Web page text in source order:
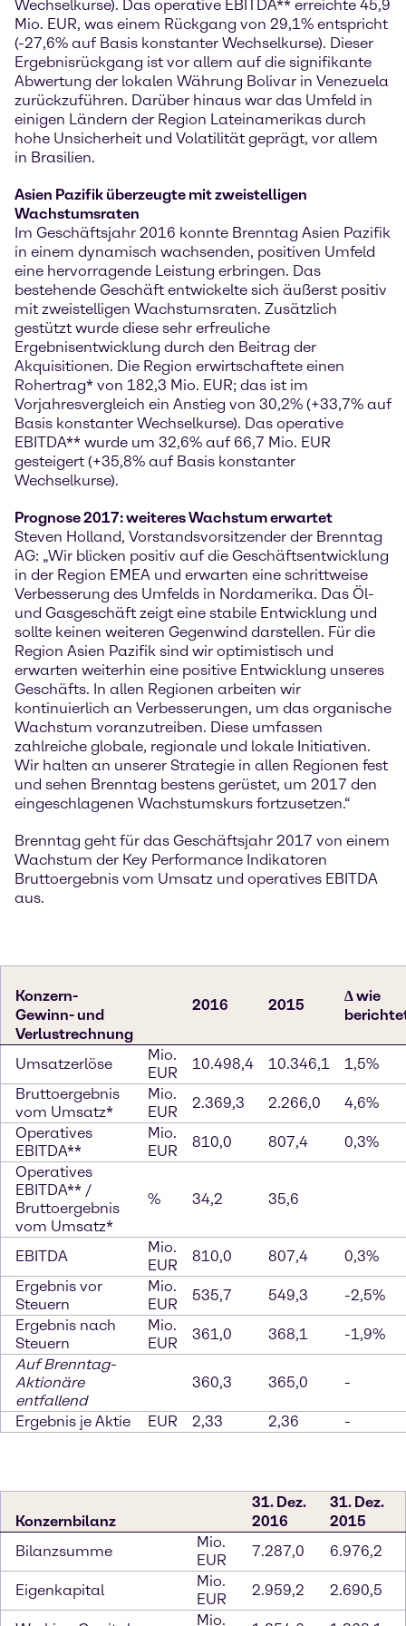
Wechselkurse). Das operative EBITDA** erreichte 45,9
Mio. EUR, was einem Rückgang von 29,1% entspricht
(-27,6% auf Basis konstanter Wechselkurse). Dieser
Ergebnisrückgang ist vor allem auf die signifikante
Abwertung der lokalen Währung Bolivar in Venezuela
zurückzuführen. Darüber hinaus war das Umfeld in
einigen Ländern der Region Lateinamerikas durch
hohe Unsicherheit und Volatilität geprägt, vor allem
in Brasilien.
Asien Pazifik überzeugte mit zweistelligen
Wachstumsraten
Im Geschäftsjahr 2016 konnte Brenntag Asien Pazifik
in einem dynamisch wachsenden, positiven Umfeld
eine hervorragende Leistung erbringen. Das
bestehende Geschäft entwickelte sich äußerst positiv
mit zweistelligen Wachstumsraten. Zusätzlich
gestützt wurde diese sehr erfreuliche
Ergebnisentwicklung durch den Beitrag der
Akquisitionen. Die Region erwirtschaftete einen
Rohertrag* von 182,3 Mio. EUR; das ist im
Vorjahresvergleich ein Anstieg von 30,2% (+33,7% auf
Basis konstanter Wechselkurse). Das operative
EBITDA** wurde um 32,6% auf 66,7 Mio. EUR
gesteigert (+35,8% auf Basis konstanter
Wechselkurse).
Prognose 2017: weiteres Wachstum erwartet
Steven Holland, Vorstandsvorsitzender der Brenntag
AG: „Wir blicken positiv auf die Geschäftsentwicklung
in der Region EMEA und erwarten eine schrittweise
Verbesserung des Umfelds in Nordamerika. Das Öl-
und Gasgeschäft zeigt eine stabile Entwicklung und
sollte keinen weiteren Gegenwind darstellen. Für die
Region Asien Pazifik sind wir optimistisch und
erwarten weiterhin eine positive Entwicklung unseres
Geschäfts. In allen Regionen arbeiten wir
kontinuierlich an Verbesserungen, um das organische
Wachstum voranzutreiben. Diese umfassen
zahlreiche globale, regionale und lokale Initiativen.
Wir halten an unserer Strategie in allen Regionen fest
und sehen Brenntag bestens gerüstet, um 2017 den
eingeschlagenen Wachstumskurs fortzusetzen.“
Brenntag geht für das Geschäftsjahr 2017 von einem
Wachstum der Key Performance Indikatoren
Bruttoergebnis vom Umsatz und operatives EBITDA
aus.
Konzern-
Gewinn- und
Verlustrechnung
2016 2015
∆ wie
Umsatzerlöse
Mio.
EUR
10.498,4 10.346,1
1,5%
Bruttoergebnis
vom Umsatz*
Mio.
EUR
2.369,3 2.266,0
4,6%
Operatives
EBITDA**
Mio.
EUR
810,0 807,4
0,3%
Operatives
EBITDA** /
Bruttoergebnis
vom Umsatz*
% 34,2 35,6
EBITDA
Mio.
EUR
810,0 807,4
0,3%
Ergebnis vor
Steuern
Mio.
EUR
535,7 549,3
-2,5%
Ergebnis nach
Steuern
Mio.
EUR
361,0 368,1
-1,9%
Auf Brenntag-
Aktionäre
entfallend
360,3 365,0 -
Ergebnis je Aktie EUR 2,33 2,36 -
Konzernbilanz
31. Dez.
2016
31. Dez.
2015
Bilanzsumme
Mio.
EUR
7.287,0 6.976,2
Eigenkapital
Mio.
EUR
2.959,2 2.690,5
Mio.